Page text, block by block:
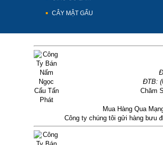
CÂY MẬT GẤU
ĐTB:
Chăm
Mua Hàng Qua
Công ty chúng tôi gửi hàng bưu